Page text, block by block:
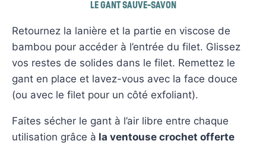
LE GANT SAUVE-SAVON
Retournez la lanière et la partie en viscose de
bambou pour accéder à l’entrée du filet. Glissez
vos restes de solides dans le filet. Remettez le
gant en place et lavez-vous avec la face douce
(ou avec le filet pour un côté exfoliant).
Faites sécher le gant à l’air libre entre chaque
utilisation grâce à la ventouse crochet offerte